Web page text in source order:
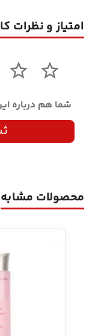
امتیاز و نظرات
شما هم درباره
محصولات مشابه